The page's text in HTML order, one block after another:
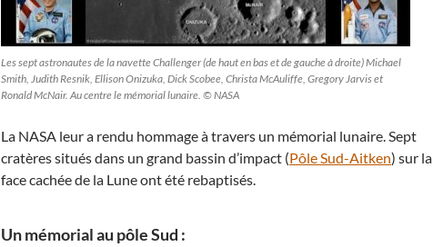
Les sept astronautes de la navette Challenger (de haut en bas et de gauche à droite) Michael
Smith, Judith Resnik, Ellison Onizuka, Dick Scobee, Christa McAuliffe, Gregory Jarvis et
Ronald McNair. Au centre le mémorial lunaire. © NASA
La NASA leur a rendu hommage à travers un mémorial lunaire. Sept
cratères situés dans un grand bassin d’impact (Pôle Sud-Aitken) sur la
face cachée de la Lune ont été rebaptisés.
Un mémorial au pôle Sud :